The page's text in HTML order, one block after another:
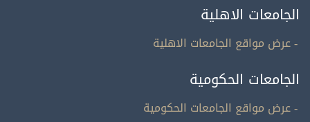
الجامعات الاهلية
- عرض مواقع الجامعات الاهلية
الجامعات الحكومية
- عرض مواقع الجامعات الحكومية